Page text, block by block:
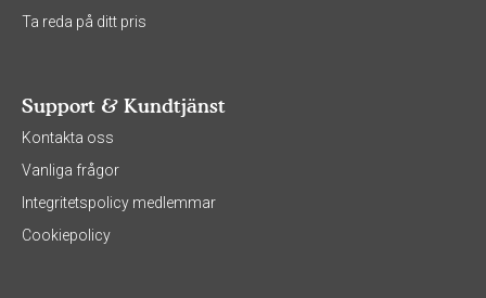
Ta reda på ditt pris
Support & Kundtjänst
Kontakta oss
Vanliga frågor
Integritetspolicy medlemmar
Cookiepolicy